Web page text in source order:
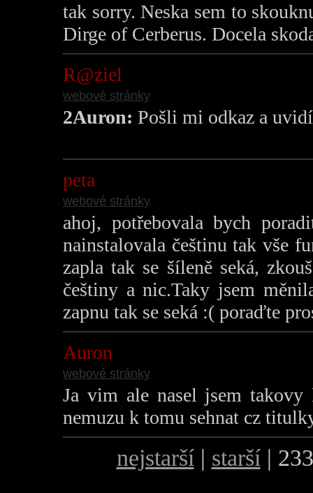
tak sorry. Neska sem to
Dirge of Cerberus. Docela
R@ziel
webové stránky
2Auron: Pošli mi odkaz a
peta
webové stránky
ahoj, potřebovala bych
nainstalovala češtinu tak vše
zapla tak se šíleně seká,
češtiny a nic.Taky jsem
zapnu tak se seká :( poraďte
Auron
webové stránky
Ja vim ale nasel jsem
nemuzu k tomu sehnat cz
nejstarší| starší|